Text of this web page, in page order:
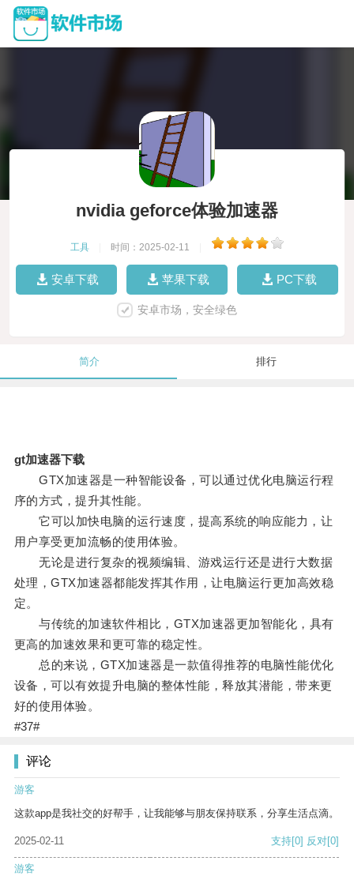
nvidia geforce体验加速器
工具 时间：2025-02-11
安卓下载 苹果下载 PC下载
安卓市场，安全绿色
简介 排行
gt加速器下载
GTX加速器是一种智能设备，可以通过优化电脑运行程
序的方式，提升其性能。
它可以加快电脑的运行速度，提高系统的响应能力，让
用户享受更加流畅的使用体验。
无论是进行复杂的视频编辑、游戏运行还是进行大数据
处理，GTX加速器都能发挥其作用，让电脑运行更加高效稳
定。
与传统的加速软件相比，GTX加速器更加智能化，具有
更高的加速效果和更可靠的稳定性。
总的来说，GTX加速器是一款值得推荐的电脑性能优化
设备，可以有效提升电脑的整体性能，释放其潜能，带来更
好的使用体验。
#37#
评论
游客
这款app是我社交的好帮手，让我能够与朋友保持联系，分享生活点滴。
2025-02-11 支持[0] 反对[0]
游客